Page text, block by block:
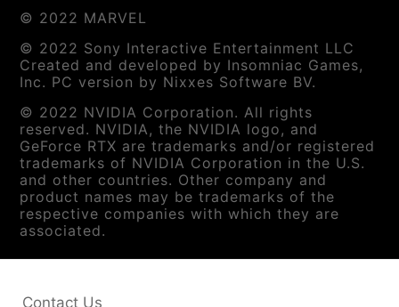
© 2022 MARVEL
© 2022 Sony Interactive Entertainment LLC
Created and developed by Insomniac Games,
Inc. PC version by Nixxes Software BV.
© 2022 NVIDIA Corporation. All rights
reserved. NVIDIA, the NVIDIA logo, and
GeForce RTX are trademarks and/or registered
trademarks of NVIDIA Corporation in the U.S.
and other countries. Other company and
product names may be trademarks of the
respective companies with which they are
associated.
Contact Us